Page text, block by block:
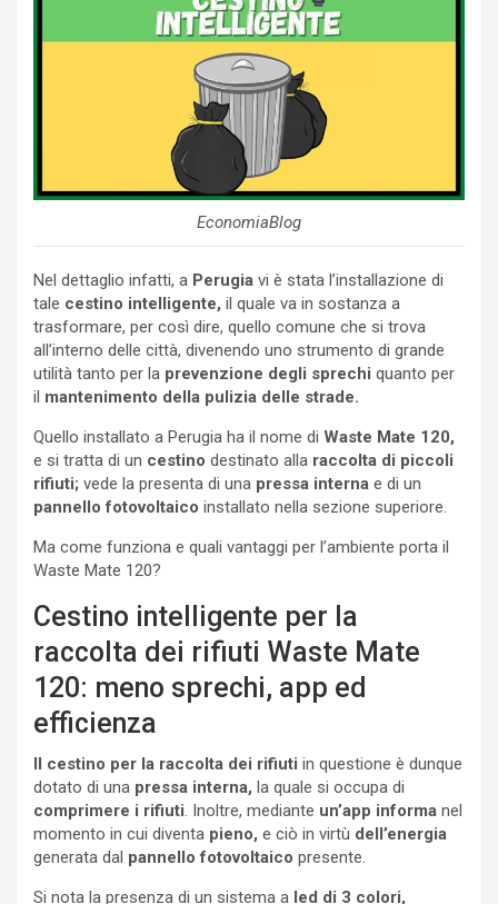
EconomiaBlog
Nel dettaglio infatti, a Perugia vi è stata l’installazione di
tale cestino intelligente, il quale va in sostanza a
trasformare, per così dire, quello comune che si trova
all’interno delle città, divenendo uno strumento di grande
utilità tanto per la prevenzione degli sprechi quanto per
il mantenimento della pulizia delle strade.
Quello installato a Perugia ha il nome di Waste Mate 120,
e si tratta di un cestino destinato alla raccolta di piccoli
rifiuti; vede la presenta di una pressa interna e di un
pannello fotovoltaico installato nella sezione superiore.
Ma come funziona e quali vantaggi per l’ambiente porta il
Waste Mate 120?
Cestino intelligente per la
raccolta dei rifiuti Waste Mate
120: meno sprechi, app ed
efficienza
Il cestino per la raccolta dei rifiuti in questione è dunque
dotato di una pressa interna, la quale si occupa di
comprimere i rifiuti . Inoltre, mediante un’app informa nel
momento in cui diventa pieno, e ciò in virtù dell’energia
generata dal pannello fotovoltaico presente.
Si nota la presenza di un sistema a led di 3 colori,